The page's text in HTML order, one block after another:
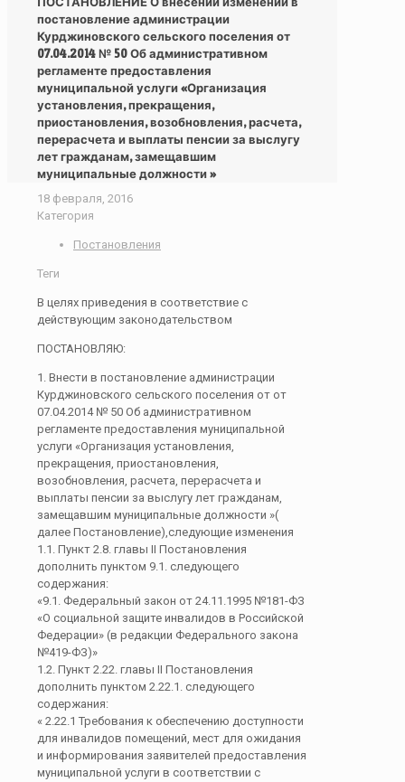
постановление администрации
Курджиновского сельского поселения от
07.04.2014 № 50 Об административном
регламенте предоставления
муниципальной услуги «Организация
установления, прекращения,
приостановления, возобновления, расчета,
перерасчета и выплаты пенсии за выслугу
лет гражданам, замещавшим
муниципальные должности »
18 февраля, 2016
Категория
Постановления
Теги
В целях приведения в соответствие с
действующим законодательством
ПОСТАНОВЛЯЮ:
1. Внести в постановление администрации
Курджиновского сельского поселения от от
07.04.2014 № 50 Об административном
регламенте предоставления муниципальной
услуги «Организация установления,
прекращения, приостановления,
возобновления, расчета, перерасчета и
выплаты пенсии за выслугу лет гражданам,
замещавшим муниципальные должности »(
далее Постановление),следующие изменения
1.1. Пункт 2.8. главы II Постановления
дополнить пунктом 9.1. следующего
содержания:
«9.1. Федеральный закон от 24.11.1995 №181-ФЗ
«О социальной защите инвалидов в Российской
Федерации» (в редакции Федерального закона
№419-ФЗ)»
1.2. Пункт 2.22. главы II Постановления
дополнить пунктом 2.22.1. следующего
содержания:
« 2.22.1 Требования к обеспечению доступности
для инвалидов помещений, мест для ожидания
и информирования заявителей предоставления
муниципальной услуги в соответствии с